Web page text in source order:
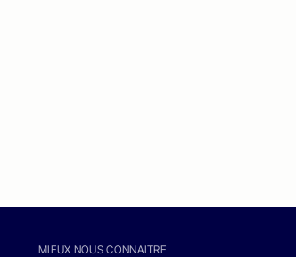
MIEUX NOUS CONNAITRE